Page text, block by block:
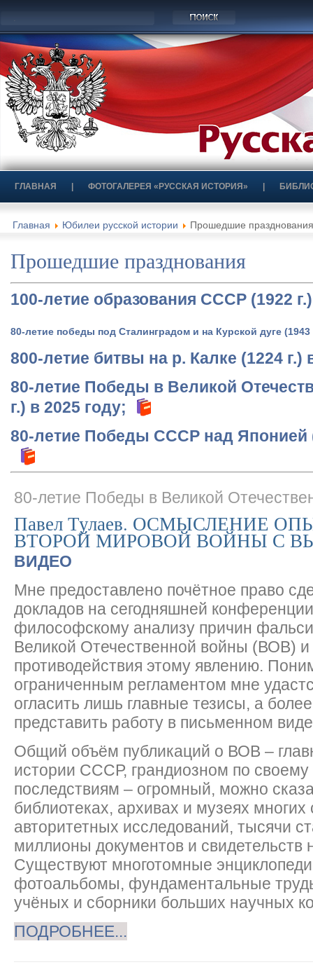
ГЛАВНАЯ ФОТОГАЛЕРЕЯ «РУССКАЯ ИСТОРИЯ»
Главная Юбилеи русской истории Прошедшие празднования
Прошедшие празднования
100-летие образования СССР (1922
80-летие победы под Сталинградом и на Курской дуге (1943
800-летие битвы на р. Калке (1224 г.)
80-летие Победы в Великой
г.) в 2025 году;
80-летие Победы СССР над Японией
80-летие Победы в Великой
Павел Тулаев. ОСМЫСЛЕНИЕ
ВТОРОЙ МИРОВОЙ ВОЙНЫ С
ВИДЕО
Мне предоставлено почётное право
докладов на сегодняшней
философскому анализу причин
Великой Отечественной войны (ВОВ) и
противодействия этому явлению.
ограниченным регламентом мне
огласить лишь главные тезисы, а
представить работу в письменном
Общий объём публикаций о ВОВ –
истории СССР, грандиозном по
последствиям – огромный, можно
библиотеках, архивах и музеях многих
авторитетных исследований, тысячи
миллионы документов и свидетельств
Существуют многотомные
фотоальбомы, фундаментальные
учёных и сборники больших научных
ПОДРОБНЕЕ...